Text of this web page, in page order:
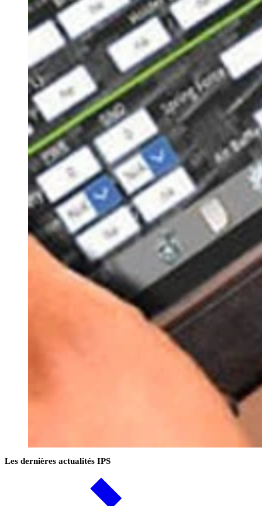
Les dernières actualités IPS